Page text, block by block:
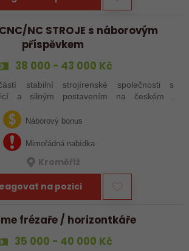
NC STROJE s náborovým
příspěvkem
38 000 - 43 000 Kč
stabilní strojírenské společnosti s
a silným postavením na českém i
více typů…
Náborový bonus
Mimořádná nabídka
Kroměříž
na pozici
frézaře / horizontkáře
35 000 - 40 000 Kč